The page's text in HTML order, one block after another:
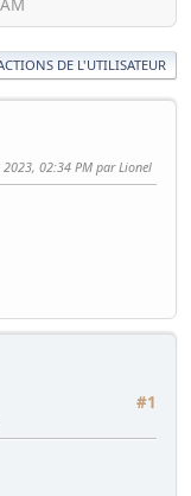
DE L'UTILISATEUR
02:34 PM par Lionel
#1